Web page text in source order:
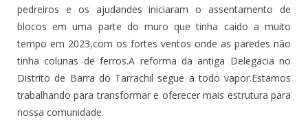
pedreiros e os ajudandes iniciaram o assentamento de
blocos em uma parte do muro que tinha caido a muito
tempo em 2023,com os fortes ventos onde as paredes não
tinha colunas de ferros.A reforma da antiga Delegacia no
Distrito de Barra do Tarrachil segue a todo vapor.Estamos
trabalhando para transformar e oferecer mais estrutura para
nossa comunidade.